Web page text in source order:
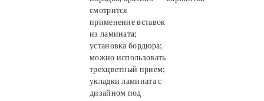
смотрится
применение вставок
из ламината;
установка бордюра;
можно использовать
трехцветный прием;
укладки ламината с
дизайном под